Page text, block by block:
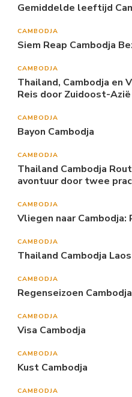
Gemiddelde leeftijd
CAMBODJA
Siem Reap Cambodja
CAMBODJA
Thailand, Cambodja en
Reis door Zuidoost-Azië
CAMBODJA
Bayon Cambodja
CAMBODJA
Thailand Cambodja
avontuur door twee
CAMBODJA
Vliegen naar Cambodja:
CAMBODJA
Thailand Cambodja Laos
CAMBODJA
Regenseizoen Cambodja
CAMBODJA
Visa Cambodja
CAMBODJA
Kust Cambodja
CAMBODJA